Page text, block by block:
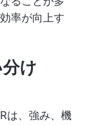
率が向上す
け
は、強み、機